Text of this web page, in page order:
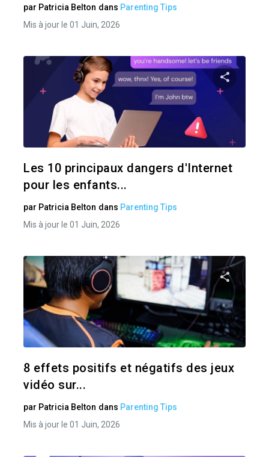
par Patricia Belton dans Parenting Tips
Mis à jour le 01 Juin, 2026
Les 10 principaux dangers d'Internet
pour les enfants...
par Patricia Belton dans Parenting Tips
Mis à jour le 01 Juin, 2026
8 effets positifs et négatifs des jeux
vidéo sur...
par Patricia Belton dans Parenting Tips
Mis à jour le 01 Juin, 2026